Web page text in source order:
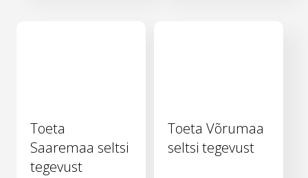
Toeta
Saaremaa seltsi
tegevust
Toeta Võrumaa
seltsi tegevust